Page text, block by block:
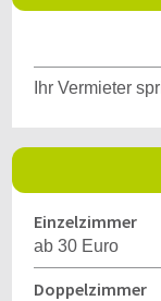
Ihr Vermieter
Einzelzimmer
ab 30 Euro
Doppelzimmer